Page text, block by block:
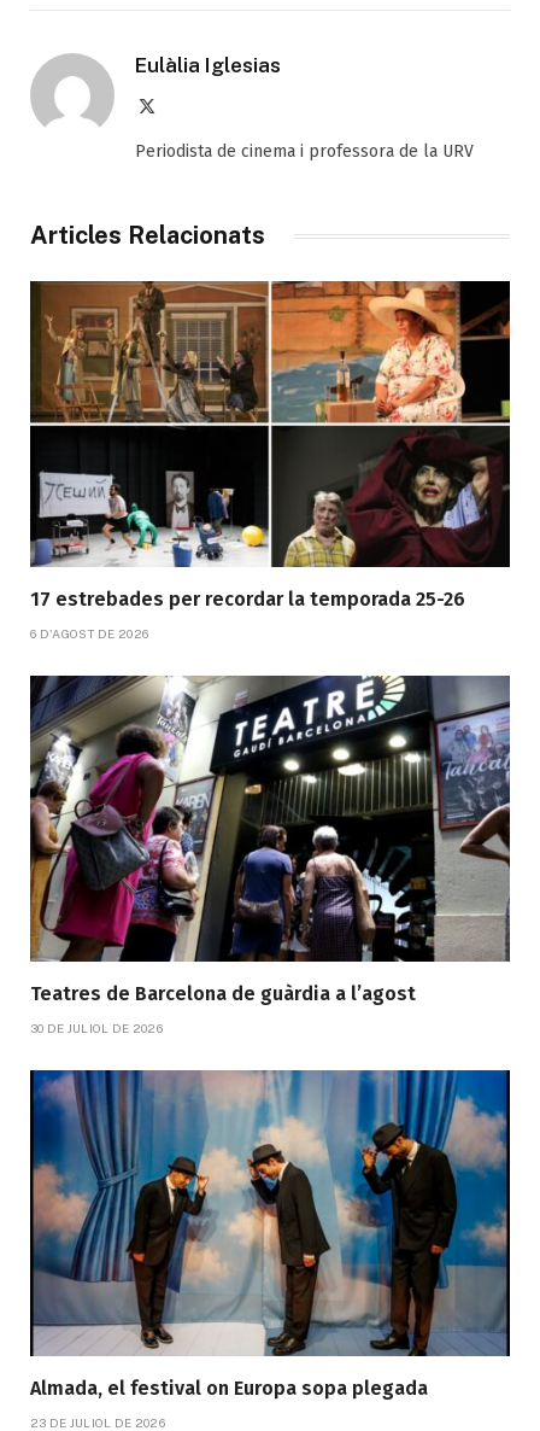
Eulàlia Iglesias
Periodista de cinema i professora de la URV
Articles Relacionats
17 estrebades per recordar la temporada 25-26
6 D'AGOST DE 2026
Teatres de Barcelona de guàrdia a l’agost
30 DE JULIOL DE 2026
Almada, el festival on Europa sopa plegada
23 DE JULIOL DE 2026